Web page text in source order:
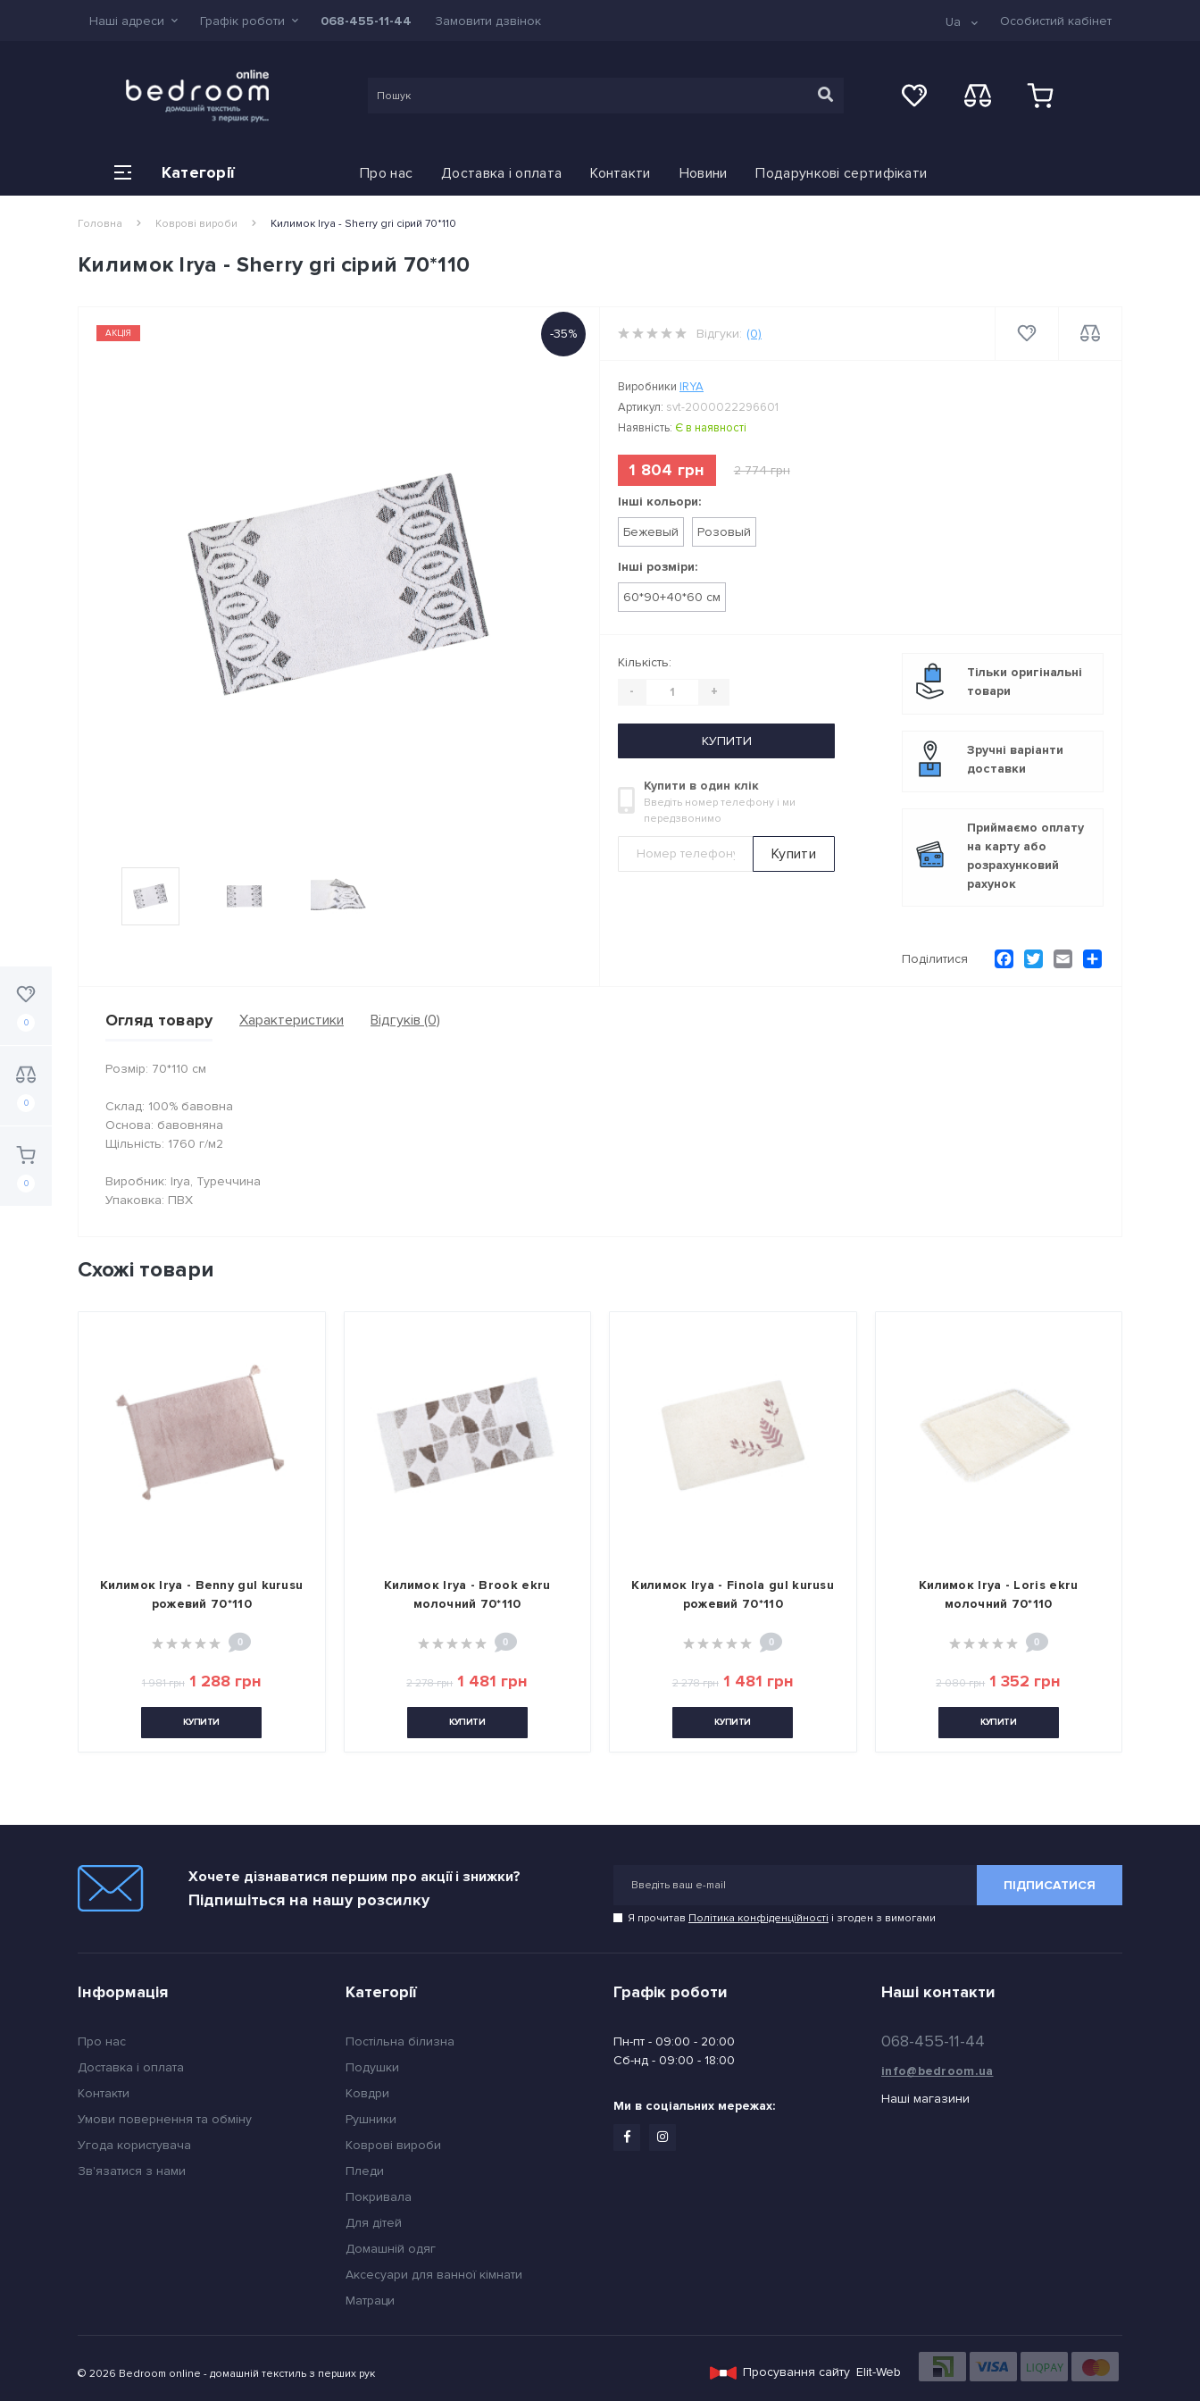
0
0
0
Наші адреси Графік роботи 068-455-11-44 Замовити дзвінок Ua Особистий кабінет
Категорії Про нас Доставка і оплата Контакти Новини Подарункові сертифікати
Головна Коврові вироби Килимок Irya - Sherry gri сірий 70*110
Килимок Irya - Sherry gri сірий 70*110
-35%
АКЦІЯ Відгуки: (0)
Виробники IRYA
Артикул: svt-2000022296601
Наявність: Є в наявності
1 804 грн 2 774 грн
Інші кольори:
Бежевый
Розовый
Інші розміри:
60*90+40*60 см
Кількість:
- +
КУПИТИ
Купити в один клік
Введіть номер телефону і ми
передзвонимо
Купити
Тільки оригінальні
товари
Зручні варіанти
доставки
Приймаємо оплату
на карту або
розрахунковий
рахунок
Поділитися Facebook
TwitterEmail
Огляд товару Характеристики Відгуків (0)
Розмір: 70*110 см
Склад: 100% бавовна
Основа: бавовняна
Щільність: 1760 г/м2
Виробник: Irya, Туреччина
Упаковка: ПВХ
Схожі товари
Килимок Irya - Benny gul kurusu
рожевий 70*110
0
1 981 грн 1 288 грн
КУПИТИ
Килимок Irya - Brook ekru
молочний 70*110
0
2 278 грн 1 481 грн
КУПИТИ
Килимок Irya - Finola gul kurusu
рожевий 70*110
0
2 278 грн 1 481 грн
КУПИТИ
Килимок Irya - Loris ekru
молочний 70*110
0
2 080 грн 1 352 грн
КУПИТИ
Хочете дізнаватися першим про акції і знижки?
Підпишіться на нашу розсилку
ПІДПИСАТИСЯ
Я прочитав Політика конфіденційності і згоден з вимогами
Інформація
Про нас
Доставка і оплата
Контакти
Умови повернення та обміну
Угода користувача
Зв'язатися з нами
Категорії
Постільна білизна
Подушки
Ковдри
Pушники
Коврові вироби
Пледи
Покривала
Для дітей
Домашній одяг
Аксесуари для ванної кімнати
Матраци
Графік роботи
Пн-пт - 09:00 - 20:00
Сб-нд - 09:00 - 18:00
Ми в соціальних мережах:
Наші контакти
068-455-11-44
info@bedroom.ua
Наші магазини
© 2026 Bedroom online - домашній текстиль з перших рук Просування сайту Elit-Web